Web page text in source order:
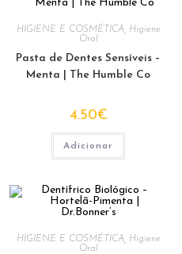
HIGIENE E COSMÉTICA, Higiene
Oral
Pasta de Dentes Sensíveis –
Menta | The Humble Co
4.50€
Adicionar
HIGIENE E COSMÉTICA, Higiene
Oral